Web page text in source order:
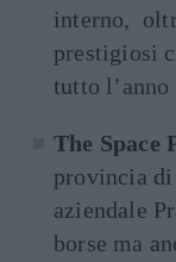
interno,
prestigiosi
tutto
The Space
provincia
aziendale
borse ma